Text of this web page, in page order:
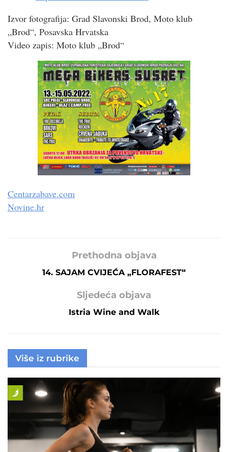
Izvor fotografija: Grad Slavonski Brod, Moto klub
„Brod“, Posavska Hrvatska
Video zapis: Moto klub „Brod“
Centarzabave.com
Novine.hr
Prethodna objava
14. SAJAM CVIJEĆA „FLORAFEST“
Sljedeća objava
Istria Wine and Walk
Više iz rubrike